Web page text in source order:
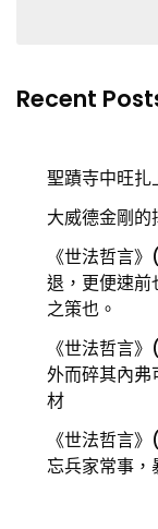
Recent
聖蹟寺中旺扎
大威德金剛的
《世法哲言
退，更便速前
之策也。
《世法哲言
外而碎其內弗
材
《世法哲言
忘兵家常事，